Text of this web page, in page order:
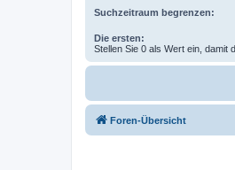
Suchzeitraum begrenzen:
Die ersten:
Stellen Sie 0 als Wert ein, damit
Foren-Übersicht